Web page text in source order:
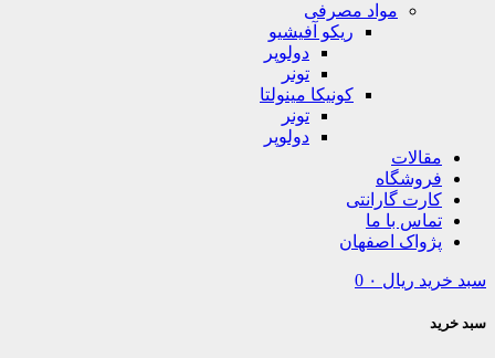
مواد مصرفی
ریکو آفیشیو
دولوپر
تونر
کونیکا مینولتا
تونر
دولوپر
مقالات
فروشگاه
کارت گارانتی
تماس با ما
پژواک اصفهان
سبد خرید ریال 0
سبد خرید